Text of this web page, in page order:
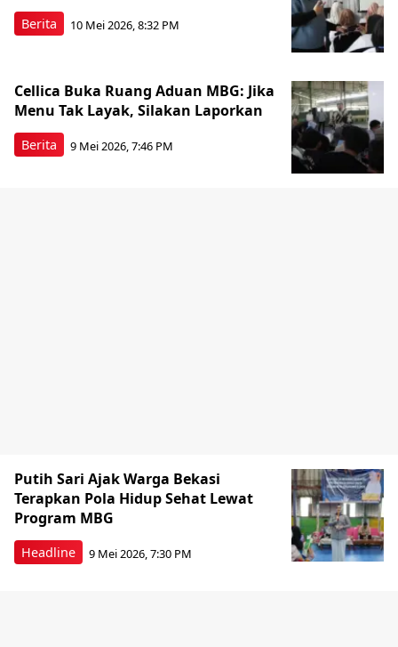
Berita 10 Mei 2026, 8:32 PM
Berita
Cellica Buka Ruang Aduan MBG: Jika
Menu Tak Layak, Silakan Laporkan
9 Mei 2026, 7:46 PM
Headline
Putih Sari Ajak Warga Bekasi
Terapkan Pola Hidup Sehat Lewat
Program MBG
9 Mei 2026, 7:30 PM